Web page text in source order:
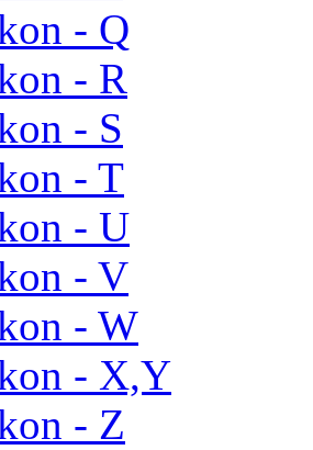
- Q
- R
- S
- T
- U
- V
- W
- X,Y
- Z